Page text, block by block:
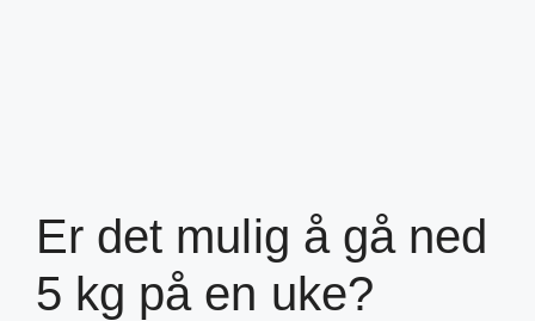
Er det mulig å gå ned
5 kg på en uke?